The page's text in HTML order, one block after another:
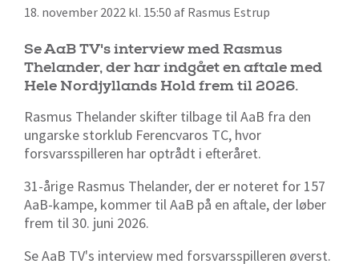
18. november 2022 kl. 15:50 af Rasmus Estrup
Se AaB TV's interview med Rasmus
Thelander, der har indgået en aftale med
Hele Nordjyllands Hold frem til 2026.
Rasmus Thelander skifter tilbage til AaB fra den
ungarske storklub Ferencvaros TC, hvor
forsvarsspilleren har optrådt i efteråret.
31-årige Rasmus Thelander, der er noteret for 157
AaB-kampe, kommer til AaB på en aftale, der løber
frem til 30. juni 2026.
Se AaB TV's interview med forsvarsspilleren øverst.